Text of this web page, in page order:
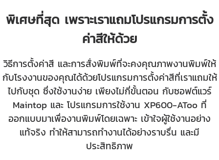
พิเศษที่สุด เพราะเราแถมโปรแกรมการตั้ง
ค่าสีให้ด้วย
วิธีการตั้งค่าสี และการสั่งพิมพ์ที่จะคงคุณภาพงานพิมพ์ให้
กับโรงงานของคุณได้ด้วยโปรแกรมการตั้งค่าสีที่เราแถมให้
ไปกับชุด ซึ่งใช้งานง่าย เพียงไม่กี่ขั้นตอน กับซอฟต์แวร์
Maintop และ โปรแกรมการใช้งาน XP600-AToo ที่
ออกแบบมาเพื่องานพิมพ์โดยเฉพาะ เข้าใจผู้ใช้งานอย่าง
แท้จริง ทำให้สามารถทำงานได้อย่างราบรื่น และมี
ประสิทธิภาพ